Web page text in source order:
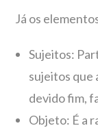
Já os
Sujeitos:
sujeitos que
devido fim,
Objeto: É a